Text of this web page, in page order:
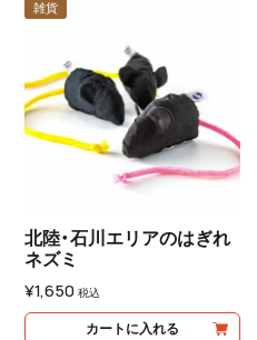
雑貨
北陸・石川エリアのはぎれ
ネズミ
¥1,650 税込
カートに入れる